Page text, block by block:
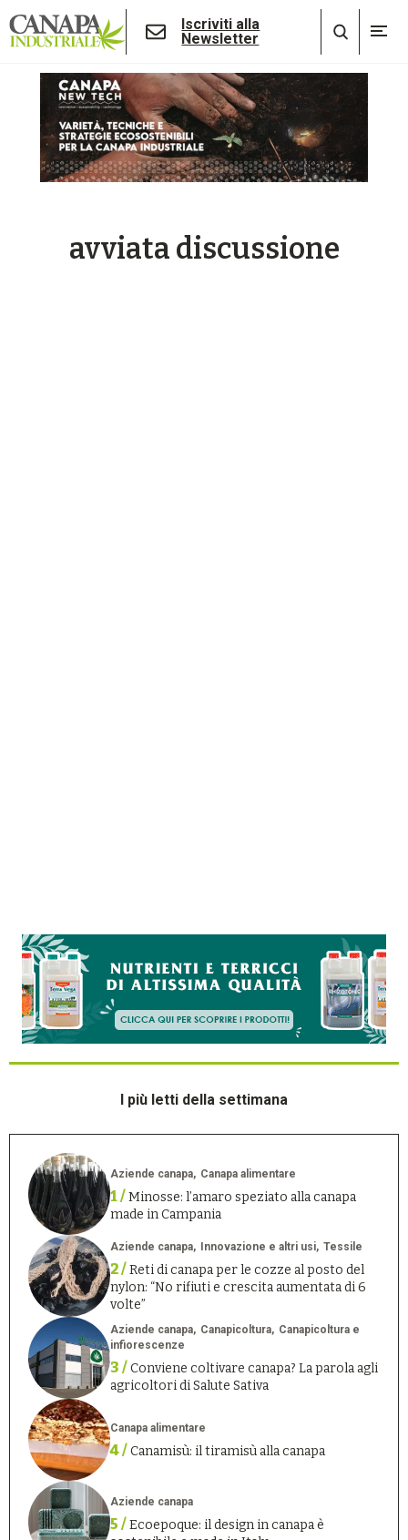
Iscriviti alla
Newsletter
avviata discussione
I più letti della settimana
Aziende canapa Canapa alimentare
1 /Minosse: l’amaro speziato alla canapa
made in Campania
Aziende canapa Innovazione e altri usi Tessile
2 /Reti di canapa per le cozze al posto del
nylon: “No rifiuti e crescita aumentata di 6
volte”
Aziende canapa Canapicoltura
Canapicoltura e
infiorescenze
3 /Conviene coltivare canapa? La parola agli
agricoltori di Salute Sativa
Canapa alimentare
4 /Canamisù: il tiramisù alla canapa
Aziende canapa
5 /Ecoepoque: il design in canapa è